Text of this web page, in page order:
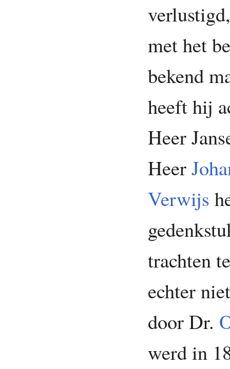
met het
bekend
heeft hij
Heer
Heer
Verwijs
trachten
echter
door Dr.
werd in